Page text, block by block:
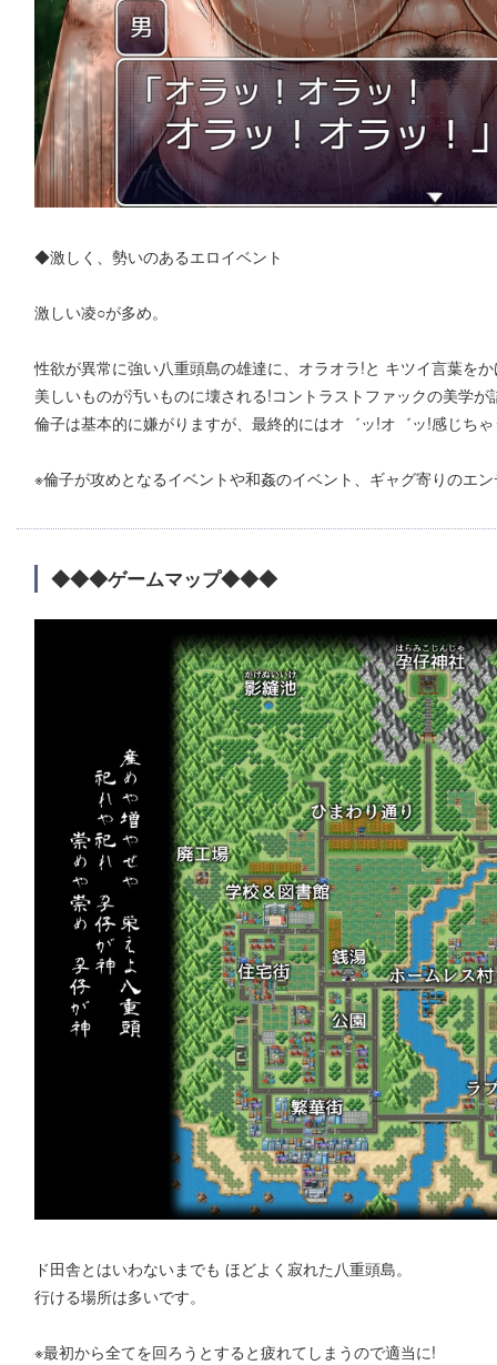
◆激しく、勢いのあるエロイベント
激しい凌○が多め。
性欲が異常に強い八重頭島の雄達に、オラオラ!と キツイ言葉を
美しいものが汚いものに壊される!コントラストファックの美学が
倫子は基本的に嫌がりますが、最終的にはオ゛ッ!オ゛ッ!感じち
※倫子が攻めとなるイベントや和姦のイベント、ギャグ寄りのエ
◆◆◆ゲームマップ◆◆◆
ド田舎とはいわないまでも ほどよく寂れた八重頭島。
行ける場所は多いです。
※最初から全てを回ろうとすると疲れてしまうので適当に!